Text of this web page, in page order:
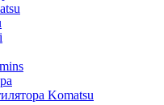
Komatsu